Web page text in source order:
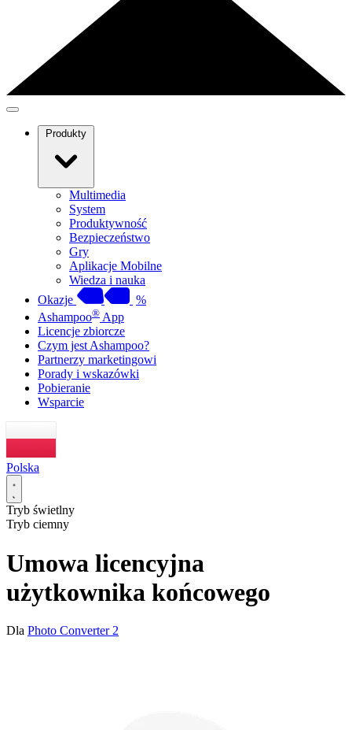
Produkty
Multimedia
System
Produktywność
Bezpieczeństwo
Gry
Aplikacje Mobilne
Wiedza i nauka
Okazje
%
Ashampoo® App
Licencje zbiorcze
Czym jest Ashampoo?
Partnerzy marketingowi
Porady i wskazówki
Pobieranie
Wsparcie
Polska
Tryb świetlny
Tryb ciemny
Umowa licencyjna
użytkownika końcowego
Dla Photo Converter 2